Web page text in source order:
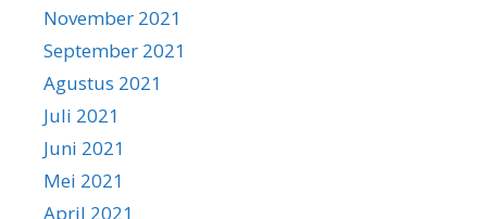
November 2021
September 2021
Agustus 2021
Juli 2021
Juni 2021
Mei 2021
April 2021